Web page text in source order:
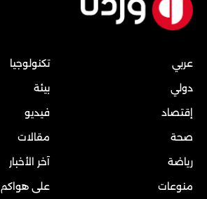
عربي
دولي
إقتصاد
صحة
رياضة
منوعات
تكنولوجيا
بيئة
فيديو
مقالات
آخر الأخبار
على هواكم